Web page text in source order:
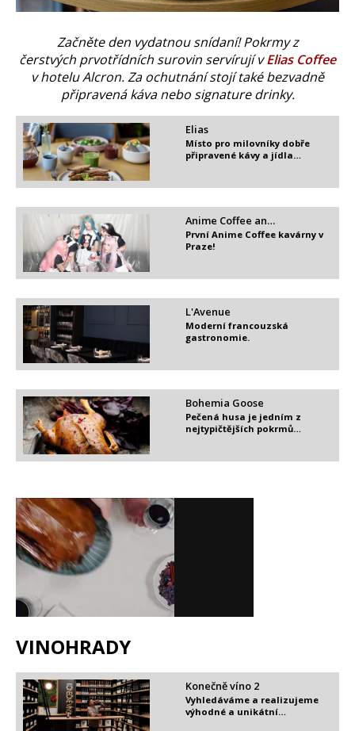
Začněte den vydatnou snídaní! Pokrmy z
čerstvých prvotřídních surovin servírují vElias Coffee
v hotelu Alcron. Za ochutnání stojí také bezvadně
připravená káva nebo signature drinky.
Elias
Místo pro milovníky dobře
připravené kávy a jídla…
Anime Coffee an…
První Anime Coffee kavárny v
Praze!
L'Avenue
Moderní francouzská
gastronomie.
Bohemia Goose
Pečená husa je jedním z
nejtypičtějších pokrmů…
VINOHRADY​
Konečně víno 2
Vyhledáváme a realizujeme
výhodné a unikátní…